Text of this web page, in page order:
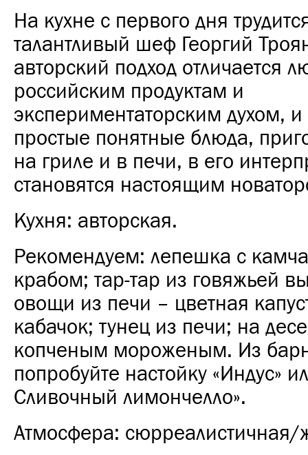
На кухне с первого дня
талантливый шеф Георгий
авторский подход отличается
российским продуктам и
экспериментаторским духом,
простые понятные блюда,
на гриле и в печи, в его
становятся настоящим
Кухня: авторская.
Рекомендуем: лепешка с
крабом; тар-тар из говяжьей
овощи из печи – цветная
кабачок; тунец из печи; на
копченым мороженым. Из
попробуйте настойку «Индус»
Сливочный лимончелло».
Атмосфера: сюрреалистичная/